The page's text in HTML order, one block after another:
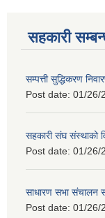
सहकारी
सम्पत्ती सुद्धिकरण
Post date: 01/26/
सहकारी संघ संस्थाको
Post date: 01/26/
साधारण सभा संचालन
Post date: 01/26/